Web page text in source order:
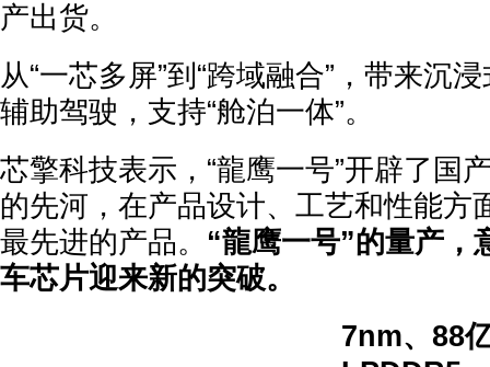
产出货。
从“一芯多屏”到“跨域融合”，带来沉
辅助驾驶，支持“舱泊一体”。
芯擎科技表示，“龍鹰一号”开辟了国
的先河，在产品设计、工艺和性能方
最先进的产品。 “龍鹰一号”的量产，
车芯片迎来新的突破。
7nm、88